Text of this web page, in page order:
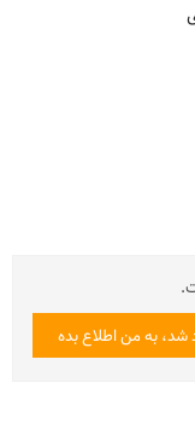
به من اطلاع بده